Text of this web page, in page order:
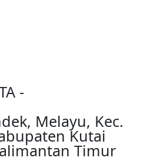
-
Melayu, Kec.
Kutai
Timur